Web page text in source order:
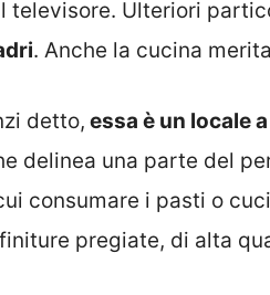
televisore. Ulteriori
. Anche la cucina
detto, essa è un locale
delinea una parte del
consumare i pasti o
pregiate, di alta